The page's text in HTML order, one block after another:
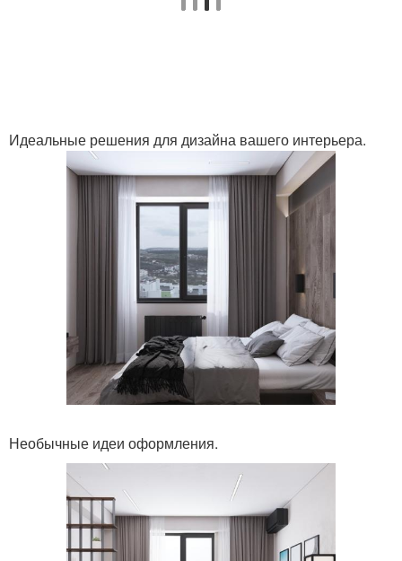
Идеальные решения для дизайна вашего интерьера.
Необычные идеи оформления.